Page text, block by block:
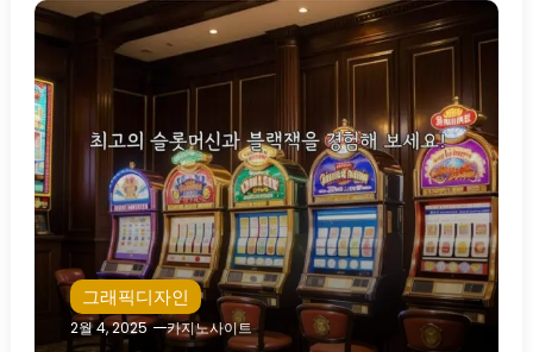
그래픽디자인
2월 4, 2025
카지노사이트